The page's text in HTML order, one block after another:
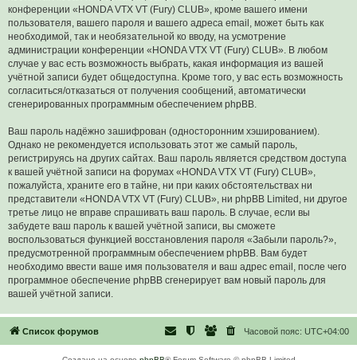
конференции «HONDA VTX VT (Fury) CLUB», кроме вашего имени
пользователя, вашего пароля и вашего адреса email, может быть как
необходимой, так и необязательной ко вводу, на усмотрение
администрации конференции «HONDA VTX VT (Fury) CLUB». В любом
случае у вас есть возможность выбрать, какая информация из вашей
учётной записи будет общедоступна. Кроме того, у вас есть возможность
согласиться/отказаться от получения сообщений, автоматически
сгенерированных программным обеспечением phpBB.
Ваш пароль надёжно зашифрован (односторонним хэшированием).
Однако не рекомендуется использовать этот же самый пароль,
регистрируясь на других сайтах. Ваш пароль является средством доступа
к вашей учётной записи на форумах «HONDA VTX VT (Fury) CLUB»,
пожалуйста, храните его в тайне, ни при каких обстоятельствах ни
представители «HONDA VTX VT (Fury) CLUB», ни phpBB Limited, ни другое
третье лицо не вправе спрашивать ваш пароль. В случае, если вы
забудете ваш пароль к вашей учётной записи, вы сможете
воспользоваться функцией восстановления пароля «Забыли пароль?»,
предусмотренной программным обеспечением phpBB. Вам будет
необходимо ввести ваше имя пользователя и ваш адрес email, после чего
программное обеспечение phpBB сгенерирует вам новый пароль для
вашей учётной записи.
Список форумов Часовой пояс: UTC+04:00